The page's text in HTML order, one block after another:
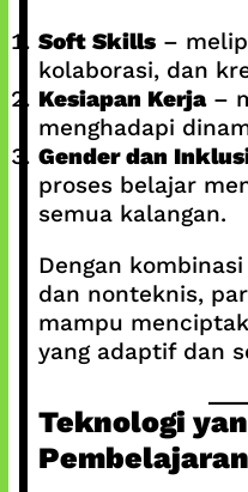
Soft Skills–
kolaborasi, dan
Kesiapan Kerja–
menghadapi
Gender dan
proses belajar
semua kalangan.
Dengan
dan nonteknis,
mampu
yang adaptif dan
Teknologi
Pembelajaran